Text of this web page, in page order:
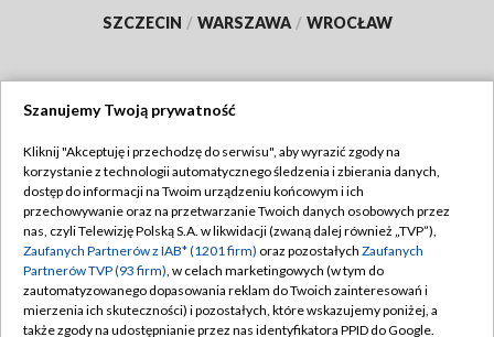
SZCZECIN / WARSZAWA / WROCŁAW
TVP
Abonament TVP
Emisja w TVP
Centrum informacji TVP
Naziemna Telewizja Cyfrowa
Regulamin TVP
Polityka prywatności
Moje zgody
Pomoc
Szanujemy Twoją prywatność
Kliknij "Akceptuję i przechodzę do serwisu", aby wyrazić zgody na
korzystanie z technologii automatycznego śledzenia i zbierania danych,
dostęp do informacji na Twoim urządzeniu końcowym i ich
przechowywanie oraz na przetwarzanie Twoich danych osobowych przez
nas, czyli Telewizję Polską S.A. w likwidacji (zwaną dalej również „TVP”),
Zaufanych Partnerów z IAB* (1201 firm) oraz pozostałych Zaufanych
Partnerów TVP (93 firm), w celach marketingowych (w tym do
zautomatyzowanego dopasowania reklam do Twoich zainteresowań i
mierzenia ich skuteczności) i pozostałych, które wskazujemy poniżej, a
także zgody na udostępnianie przez nas identyfikatora PPID do Google.